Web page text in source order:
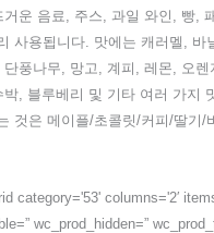
거운 음료, 주스, 과일 와인, 빵,
사용됩니다. 맛에는 캐러멜, 바
단풍나무, 망고, 계피, 레몬, 오렌
박, 블루베리 및 기타 여러 가지
것은 메이플/초콜릿/커피/딸기/
category='53' columns='2′
wc_prod_hidden=”